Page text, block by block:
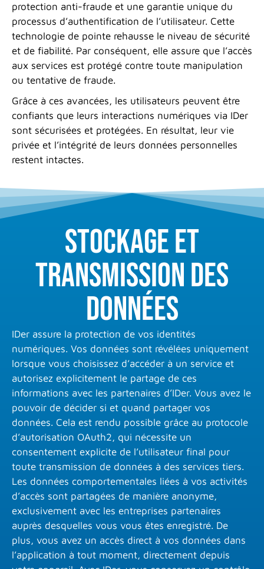
protection anti-fraude et une garantie unique du
processus d’authentification de l’utilisateur. Cette
technologie de pointe rehausse le niveau de sécurité
et de fiabilité. Par conséquent, elle assure que l’accès
aux services est protégé contre toute manipulation
ou tentative de fraude.
Grâce à ces avancées, les utilisateurs peuvent être
confiants que leurs interactions numériques via IDer
sont sécurisées et protégées. En résultat, leur vie
privée et l’intégrité de leurs données personnelles
restent intactes.
Stockage et
transmission des
données
IDer assure la protection de vos identités
numériques. Vos données sont révélées uniquement
lorsque vous choisissez d’accéder à un service et
autorisez explicitement le partage de ces
informations avec les partenaires d’IDer. Vous avez le
pouvoir de décider si et quand partager vos
données. Cela est rendu possible grâce au protocole
d’autorisation OAuth2, qui nécessite un
consentement explicite de l’utilisateur final pour
toute transmission de données à des services tiers.
Les données comportementales liées à vos activités
d’accès sont partagées de manière anonyme,
exclusivement avec les entreprises partenaires
auprès desquelles vous vous êtes enregistré. De
plus, vous avez un accès direct à vos données dans
l’application à tout moment, directement depuis